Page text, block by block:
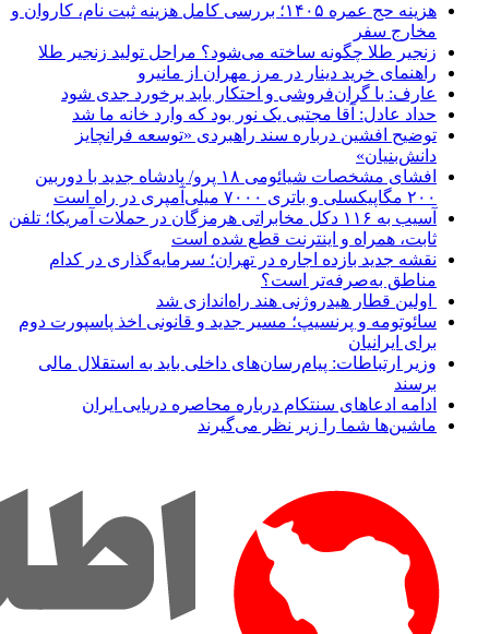
هزینه حج عمره ۱۴۰۵؛ بررسی کامل هزینه ثبت نام، کاروان و
مخارج سفر
زنجیر طلا چگونه ساخته می‌شود؟ مراحل تولید زنجیر طلا
راهنمای خرید دینار در مرز مهران از مانیرو
عارف: با گران‌فروشی و احتکار باید برخورد جدی شود
حداد عادل: آقا مجتبی یک نور بود که وارد خانه ما شد
توضیح افشین درباره سند راهبردی «توسعه فرانچایز
دانش‌بنیان»
افشای مشخصات شیائومی ۱۸ پرو/ پادشاه جدید با دوربین
۲۰۰ مگاپیکسلی و باتری ۷۰۰۰ میلی‌آمپری در راه است
آسیب به ۱۱۶ دکل مخابراتی هرمزگان در حملات آمریکا؛ تلفن
ثابت، همراه و اینترنت ‌قطع شده است
نقشه جدید بازده اجاره در تهران؛ سرمایه‌گذاری در کدام
مناطق به‌صرفه‌تر است؟
اولین قطار هیدروژنی هند راه‌اندازی شد
سائوتومه و پرنسیپ؛ مسیر جدید و قانونی اخذ پاسپورت دوم
برای ایرانیان
وزیر ارتباطات: پیام‌رسان‌های داخلی باید به استقلال مالی
برسند
ادامه ادعاهای سنتکام درباره محاصره دریایی ایران
ماشین‌ها شما را زیر نظر می‌گیرند